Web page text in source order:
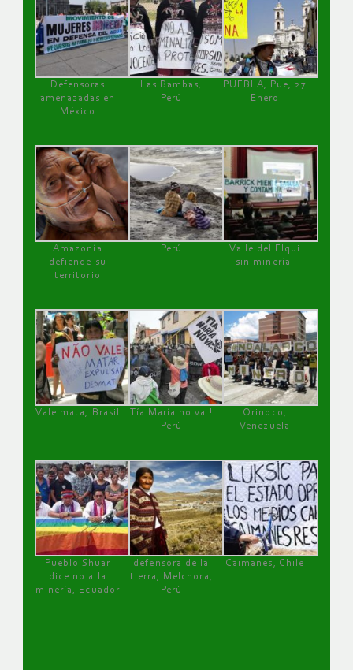
Defensoras
amenazadas en
México
Las Bambas,
Perú
PUEBLA, Pue, 27
Enero
Amazonía
defiende su
territorio
Perú
Valle del Elqui
sin minería.
Vale mata, Brasil
Tía María no va !
Perú
Orinoco,
Venezuela
Pueblo Shuar
dice no a la
minería, Ecuador
defensora de la
tierra, Melchora,
Perú
Caimanes, Chile